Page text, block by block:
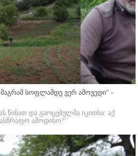
სოფლამდე ვერ ამოვედი'' -
წინათ და გაოცებულმა იკითხა: აქ
ამოდისო?"